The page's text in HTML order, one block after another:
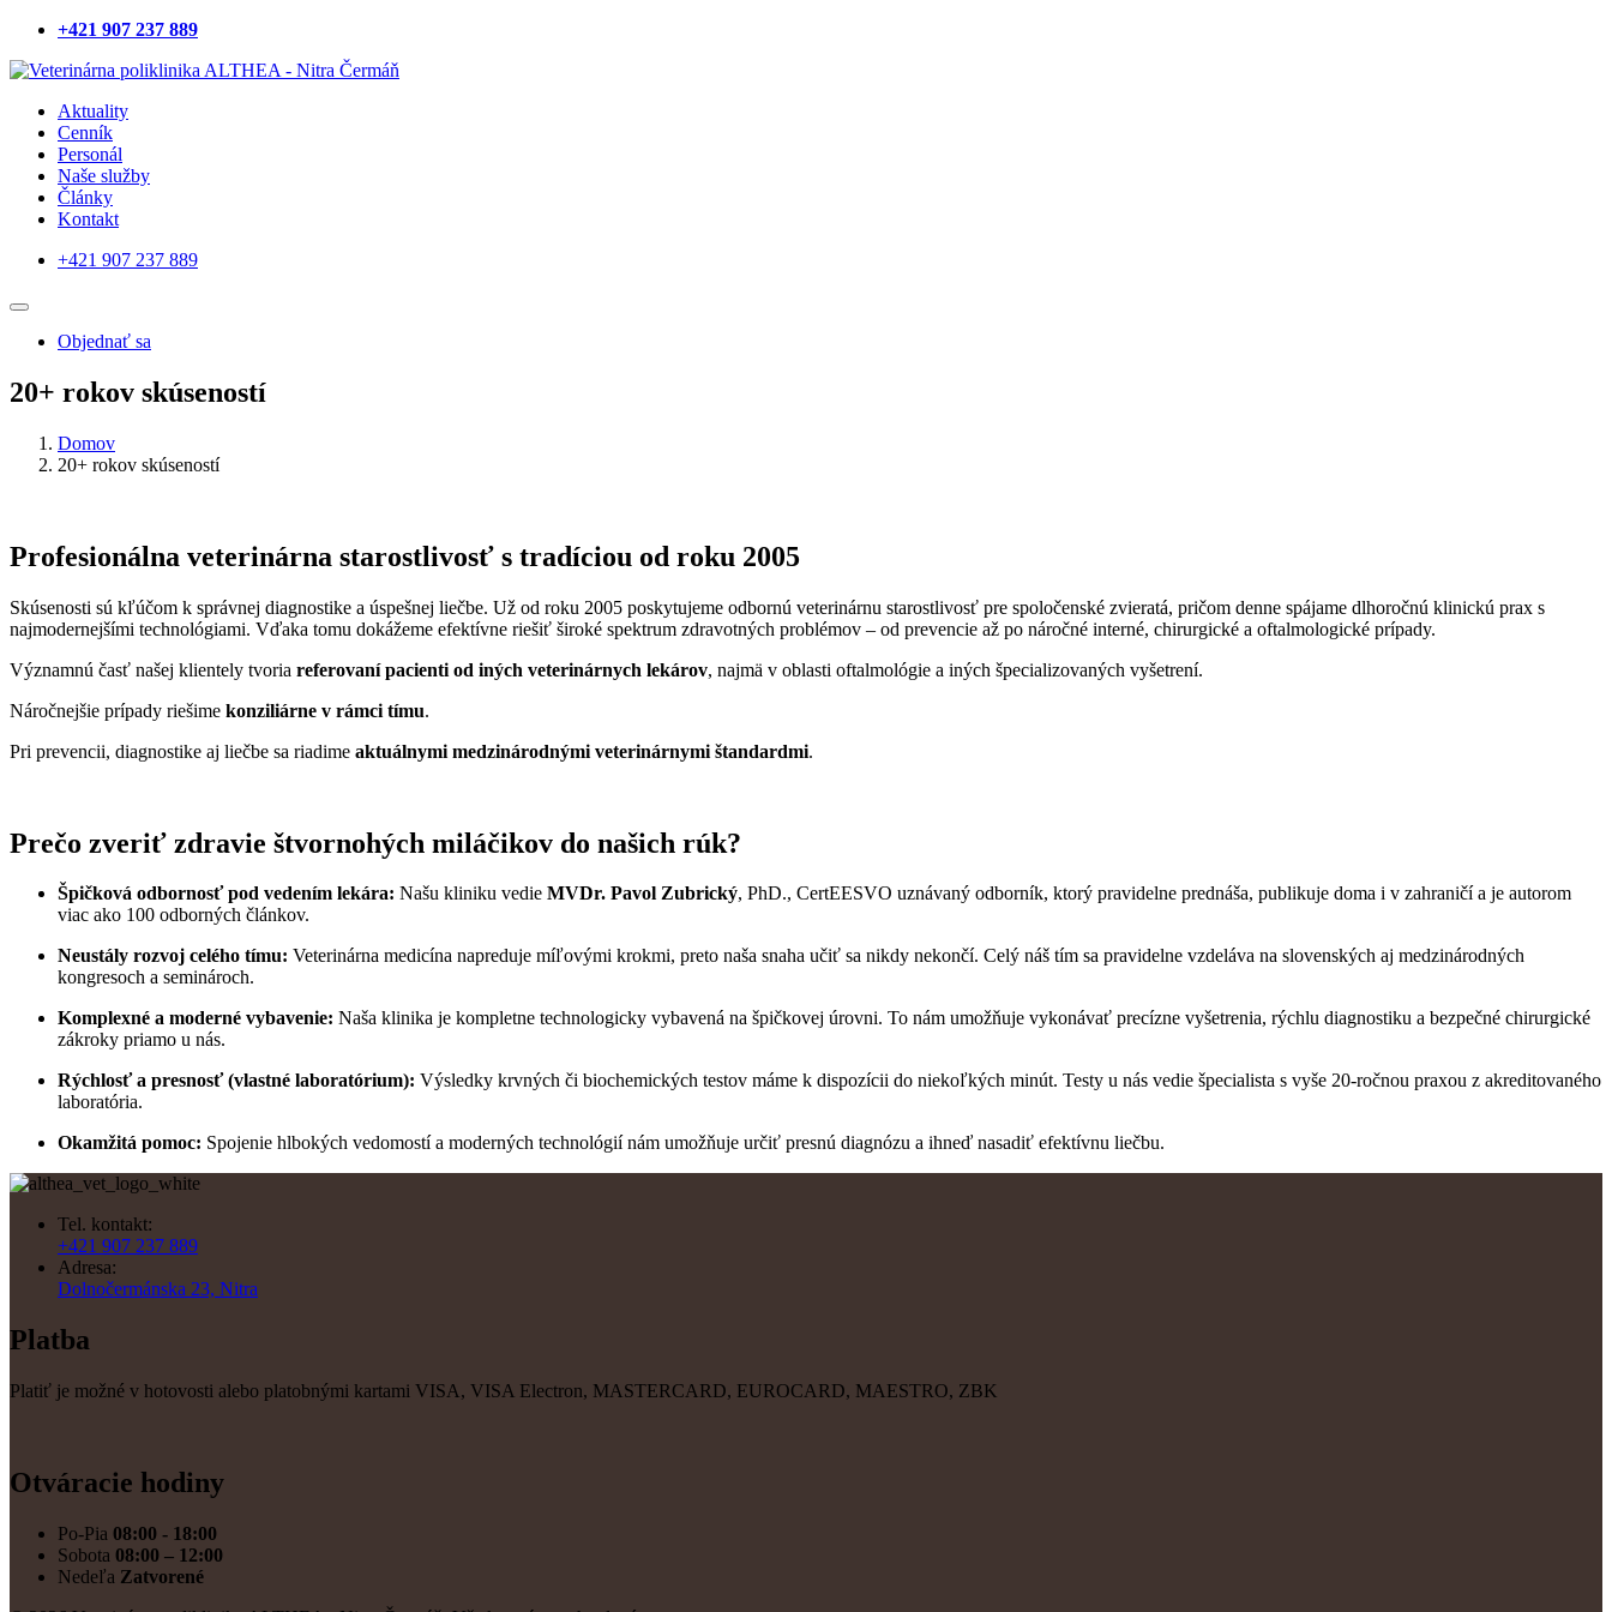
+421 907 237 889
Navštíviť
Facebook
Navštíviť
Instagram
Aktuality
Cenník
Personál
Naše služby
Články
Kontakt
+421 907 237 889
Navštíviť
Facebook
Navštíviť
Instagram
Objednať sa
20+ rokov skúseností
Domov
20+ rokov skúseností
Profesionálna veterinárna starostlivosť s tradíciou od roku 2005
Skúsenosti sú kľúčom k správnej diagnostike a úspešnej liečbe. Už od roku 2005 poskytujeme odbornú veterinárnu starostlivosť pre spoločenské zvieratá, pričom denne spájame dlhoročnú klinickú prax s
najmodernejšími technológiami. Vďaka tomu dokážeme efektívne riešiť široké spektrum zdravotných problémov – od prevencie až po náročné interné, chirurgické a oftalmologické prípady.
Významnú časť našej klientely tvoria referovaní pacienti od iných veterinárnych lekárov, najmä v oblasti oftalmológie a iných špecializovaných vyšetrení.
Náročnejšie prípady riešime konziliárne v rámci tímu.
Pri prevencii, diagnostike aj liečbe sa riadime aktuálnymi medzinárodnými veterinárnymi štandardmi.
Prečo zveriť zdravie štvornohých miláčikov do našich rúk?
Špičková odbornosť pod vedením lekára: Našu kliniku vedie MVDr. Pavol Zubrický, PhD., CertEESVO uznávaný odborník, ktorý pravidelne prednáša, publikuje doma i v zahraničí a je autorom
viac ako 100 odborných článkov.
Neustály rozvoj celého tímu: Veterinárna medicína napreduje míľovými krokmi, preto naša snaha učiť sa nikdy nekončí. Celý náš tím sa pravidelne vzdeláva na slovenských aj medzinárodných
kongresoch a seminároch.
Komplexné a moderné vybavenie: Naša klinika je kompletne technologicky vybavená na špičkovej úrovni. To nám umožňuje vykonávať precízne vyšetrenia, rýchlu diagnostiku a bezpečné chirurgické
zákroky priamo u nás.
Rýchlosť a presnosť (vlastné laboratórium): Výsledky krvných či biochemických testov máme k dispozícii do niekoľkých minút. Testy u nás vedie špecialista s vyše 20-ročnou praxou z akreditovaného
laboratória.
Okamžitá pomoc: Spojenie hlbokých vedomostí a moderných technológií nám umožňuje určiť presnú diagnózu a ihneď nasadiť efektívnu liečbu.
Tel. kontakt:
+421 907 237 889
Adresa:
Dolnočermánska 23, Nitra
Platba
Platiť je možné v hotovosti alebo platobnými kartami VISA, VISA Electron, MASTERCARD, EUROCARD, MAESTRO, ZBK
Otváracie hodiny
Po-Pia 08:00 - 18:00
Sobota 08:00 – 12:00
Nedeľa Zatvorené